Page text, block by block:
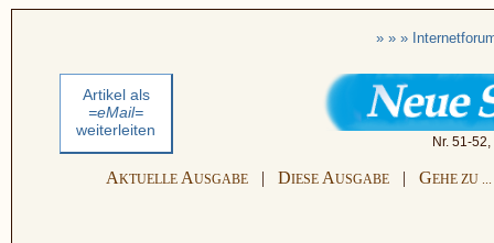
» » »
Artikel als
=eMail=
weiterleiten
Nr. 51-
AKTUELLE AUSGABE | DIESE AUSGABE | GEHE ZU ...